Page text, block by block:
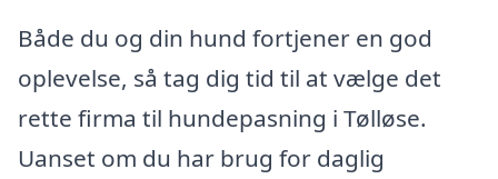
Både du og din hund fortjener en god
oplevelse, så tag dig tid til at vælge det
rette firma til hundepasning i Tølløse.
Uanset om du har brug for daglig